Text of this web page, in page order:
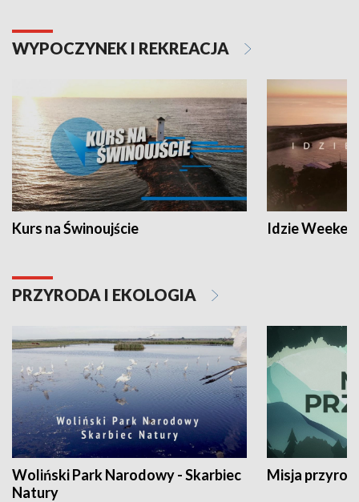
WYPOCZYNEK I REKREACJA
Kurs na Świnoujście Idzie
PRZYRODA I EKOLOGIA
Woliński Park Narodowy - Skarbiec
Natury
Misja